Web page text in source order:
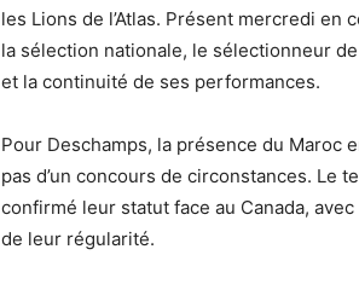
les Lions de l’Atlas. Présent mercredi en
la sélection nationale, le sélectionneur
et la continuité de ses performances.
Pour Deschamps, la présence du Maroc
pas d’un concours de circonstances. Le
confirmé leur statut face au Canada,
de leur régularité.